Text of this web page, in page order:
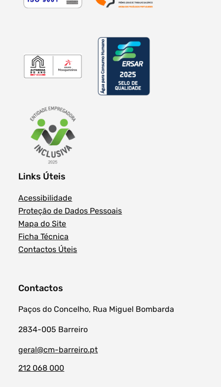
Links Úteis
Acessibilidade
Proteção de Dados Pessoais
Mapa do Site
Ficha Técnica
Contactos Úteis
Contactos
Paços do Concelho, Rua Miguel Bombarda
2834-005 Barreiro
geral@cm-barreiro.pt
212 068 000